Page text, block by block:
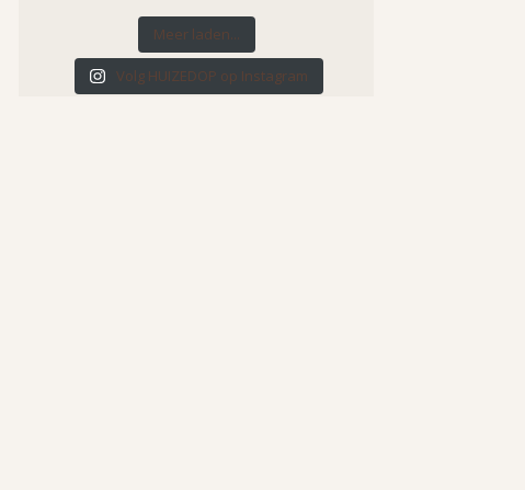
Meer laden...
Volg HUIZEDOP op Instagram